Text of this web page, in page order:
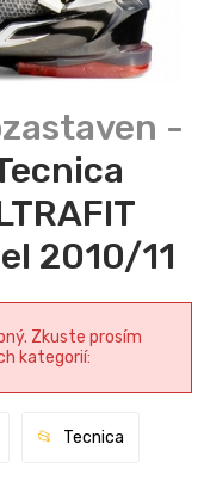
2010/11
Zkuste prosím
kategorií:
Tecnica